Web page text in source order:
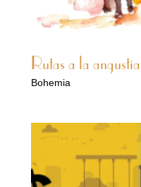
Rutas a la angustia
Bohemia